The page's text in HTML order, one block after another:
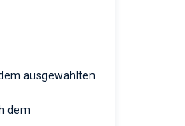
ausgewählten
dem